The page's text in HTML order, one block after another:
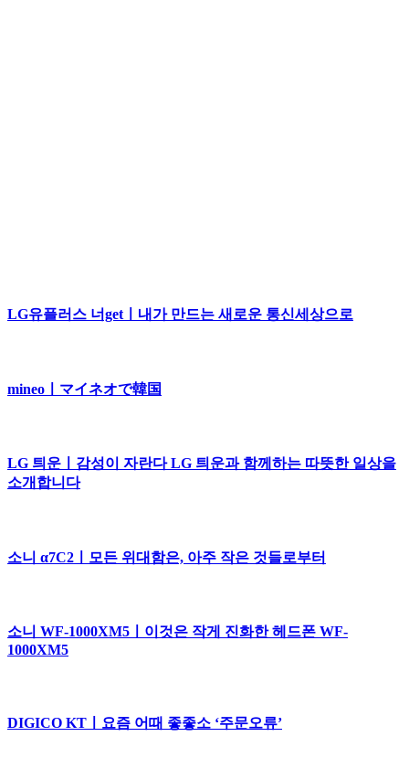
LG유플러스 너getㅣ내가 만드는 새로운 통신세상으로
mineoㅣマイネオで韓国
LG 틔운ㅣ감성이 자란다 LG 틔운과 함께하는 따뜻한 일상을
소개합니다
소니 α7C2ㅣ모든 위대함은, 아주 작은 것들로부터
소니 WF-1000XM5ㅣ이것은 작게 진화한 헤드폰 WF-
1000XM5
DIGICO KTㅣ요즘 어때 좋좋소 ‘주문오류’